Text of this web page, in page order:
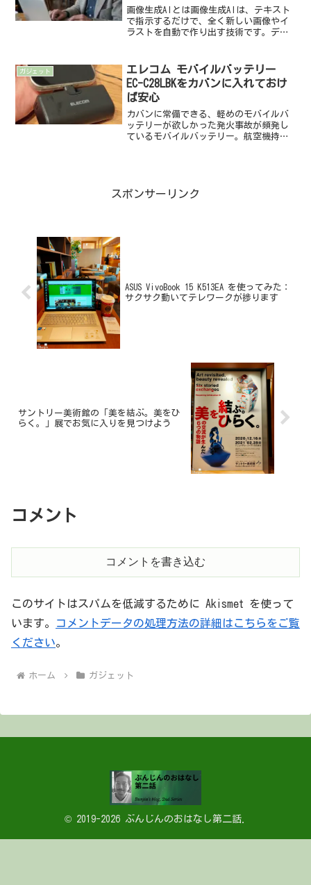
画像生成AIとは画像生成AIは、テキスト
で指示するだけで、全く新しい画像やイ
ラストを自動で作り出す技術です。ディ
を組み合わせて、写実的なものからアニ
メ風、芸術作品風まで...
ガジェット
エレコム モバイルバッテリー
EC-C28LBKをカバンに入れておけ
ば安心
カバンに常備できる、軽めのモバイルバ
ッテリーが欲しかった発火事故が頻発し
ているモバイルバッテリー。航空機持ち
スポンサーリンク
ASUS VivoBook 15 K513EA を使ってみた：
サクサク動いてテレワークが捗ります
サントリー美術館の「美を結ぶ。美をひ
らく。」展でお気に入りを見つけよう
コメント
コメントを書き込む
このサイトはスパムを低減するために Akismet を使って
います。
コメントデータの処理方法の詳細はこちらをご覧
ください。
ホーム ガジェット
© 2019-2026 ぶんじんのおはなし第二話.